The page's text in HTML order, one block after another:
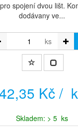
spojení dvou lišt.
dodávany ve...
ks
Kč /
Skladem: > 5 ks